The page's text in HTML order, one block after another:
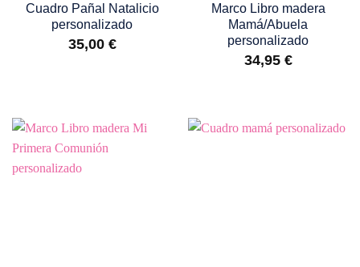
Cuadro Pañal Natalicio
personalizado
35,00 €
Marco Libro madera
Mamá/Abuela
personalizado
34,95 €